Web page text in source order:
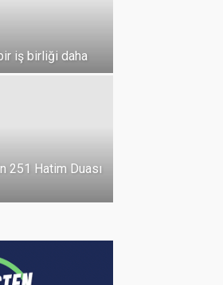
iş birliği daha
251 Hatim Duası